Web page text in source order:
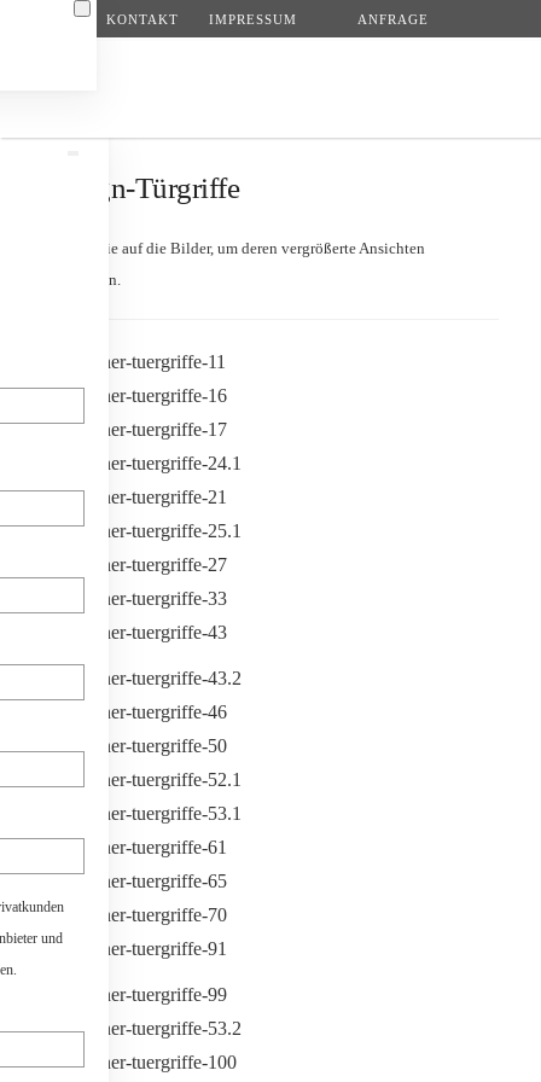
Design-Türgriffe
Klicken Sie auf die Bilder, um deren vergrößerte Ansichten
anzuzeigen.
KONTAKT IMPRESSUM ANFRAGE
und